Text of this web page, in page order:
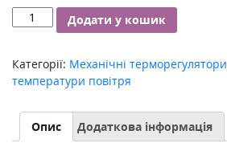
EASYTHERM
кількість
Додати у кошик
Категорії: Механічні терморегулятори
температури повітря
Опис Додаткова інформація